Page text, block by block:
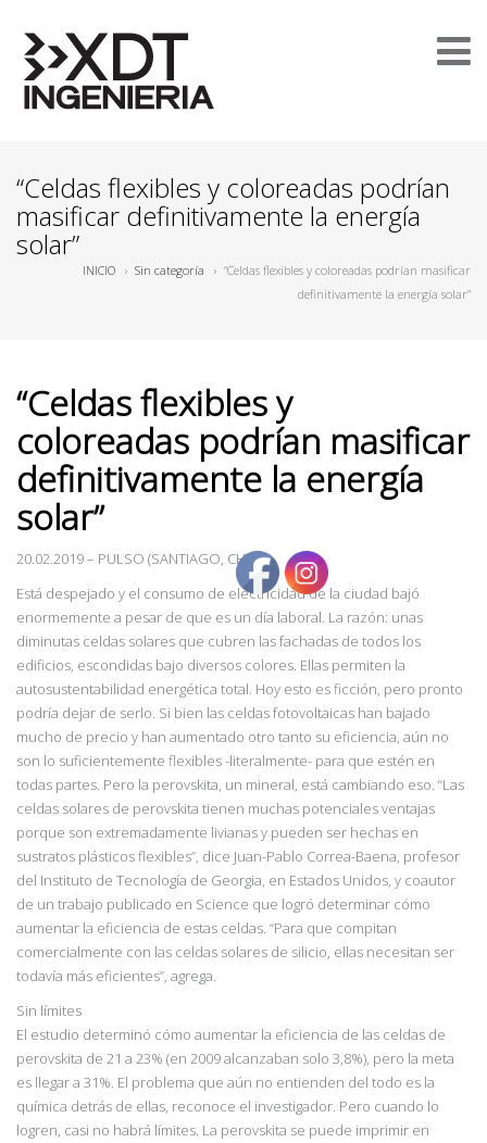
“Celdas flexibles y coloreadas podrían
masificar definitivamente la energía
solar”
INICIO › Sin categoría › “Celdas flexibles y coloreadas podrían masificar
definitivamente la energía solar”
“Celdas flexibles y
coloreadas podrían masificar
definitivamente la energía
solar”
20.02.2019– PULSO (SANTIAGO, CHILE)
Está despejado y el consumo de electricidad de la ciudad bajó
enormemente a pesar de que es un día laboral. La razón: unas
diminutas celdas solares que cubren las fachadas de todos los
edificios, escondidas bajo diversos colores. Ellas permiten la
autosustentabilidad energética total. Hoy esto es ficción, pero pronto
podría dejar de serlo. Si bien las celdas fotovoltaicas han bajado
mucho de precio y han aumentado otro tanto su eficiencia, aún no
son lo suficientemente flexibles -literalmente- para que estén en
todas partes. Pero la perovskita, un mineral, está cambiando eso. “Las
celdas solares de perovskita tienen muchas potenciales ventajas
porque son extremadamente livianas y pueden ser hechas en
sustratos plásticos flexibles”, dice Juan-Pablo Correa-Baena, profesor
del Instituto de Tecnología de Georgia, en Estados Unidos, y coautor
de un trabajo publicado en Science que logró determinar cómo
aumentar la eficiencia de estas celdas. “Para que compitan
comercialmente con las celdas solares de silicio, ellas necesitan ser
todavía más eficientes”, agrega.
Sin límites
El estudio determinó cómo aumentar la eficiencia de las celdas de
perovskita de 21 a 23% (en 2009 alcanzaban solo 3,8%), pero la meta
es llegar a 31%. El problema que aún no entienden del todo es la
química detrás de ellas, reconoce el investigador. Pero cuando lo
logren, casi no habrá límites. La perovskita se puede imprimir en